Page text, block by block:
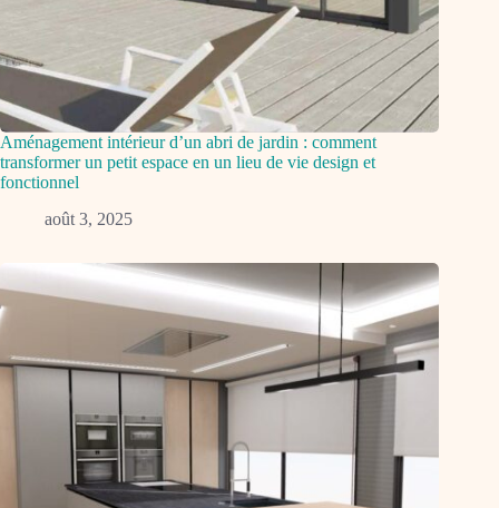
Aménagement intérieur d’un abri de jardin : comment
transformer un petit espace en un lieu de vie design et
fonctionnel
août 3, 2025